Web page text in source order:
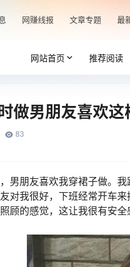
网赚线报 文章专题 最
网站首页 推荐阅读
做男朋友喜欢这
83
男朋友喜欢我穿裙子做。
对我很好，下班经常开车
顾的感觉，这让我很有安全